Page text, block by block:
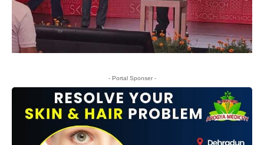
- Portal Sponser -